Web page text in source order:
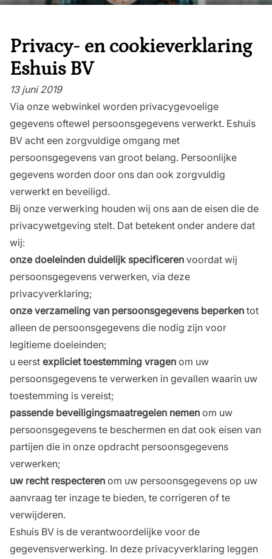
Privacy- en cookieverklaring
Eshuis BV
13 juni 2019
Via onze webwinkel worden privacygevoelige
gegevens oftewel persoonsgegevens verwerkt. Eshuis
BV acht een zorgvuldige omgang met
persoonsgegevens van groot belang. Persoonlijke
gegevens worden door ons dan ook zorgvuldig
verwerkt en beveiligd.
Bij onze verwerking houden wij ons aan de eisen die de
privacywetgeving stelt. Dat betekent onder andere dat
wij:
onze doeleinden duidelijk specificeren voordat wij
persoonsgegevens verwerken, via deze
privacyverklaring;
onze verzameling van persoonsgegevens beperken tot
alleen de persoonsgegevens die nodig zijn voor
legitieme doeleinden;
u eerst expliciet toestemming vragen om uw
persoonsgegevens te verwerken in gevallen waarin uw
toestemming is vereist;
passende beveiligingsmaatregelen nemen om uw
persoonsgegevens te beschermen en dat ook eisen van
partijen die in onze opdracht persoonsgegevens
verwerken;
uw recht respecteren om uw persoonsgegevens op uw
aanvraag ter inzage te bieden, te corrigeren of te
verwijderen.
Eshuis BV is de verantwoordelijke voor de
gegevensverwerking. In deze privacyverklaring leggen